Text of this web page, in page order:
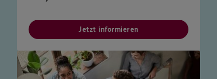
Jetzt informieren